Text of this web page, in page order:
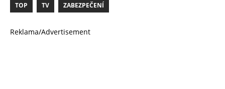
TOP TV ZABEZPEČENÍ
Reklama/Advertisement